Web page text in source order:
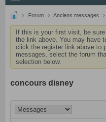
Forum Anciens messages
If this is your first visit, be
the link above. You may have
click the register link above to
messages, select the forum
selection below.
concours disney